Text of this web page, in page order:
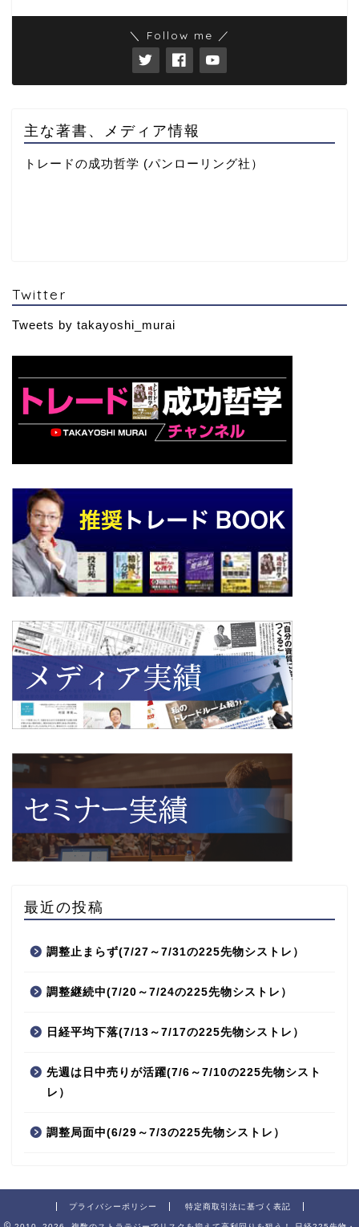
＼ Follow me ／
主な著書、メディア情報
トレードの成功哲学 (パンローリング社）
Twitter
Tweets by takayoshi_murai
最近の投稿
調整止まらず(7/27～7/31の225先物シストレ）
調整継続中(7/20～7/24の225先物シストレ）
日経平均下落(7/13～7/17の225先物シストレ）
先週は日中売りが活躍(7/6～7/10の225先物シスト
レ）
調整局面中(6/29～7/3の225先物シストレ）
プライバシーポリシー 特定商取引法に基づく表記